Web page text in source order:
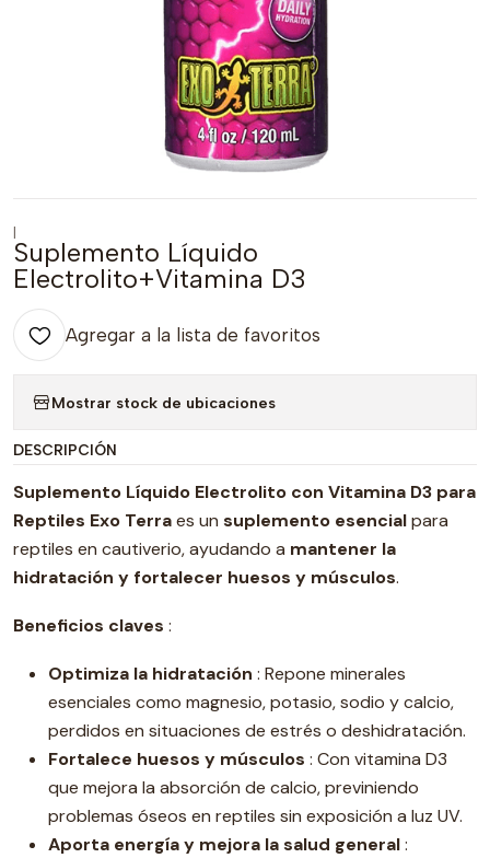
|
Suplemento Líquido
Electrolito+Vitamina D3
Agregar a la lista de favoritos
Mostrar stock de ubicaciones
DESCRIPCIÓN
Suplemento Líquido Electrolito con Vitamina D3 para
Reptiles Exo Terraes un suplemento esencialpara
reptiles en cautiverio, ayudando a mantener la
hidratación y fortalecer huesos y músculos.
Beneficios claves :
Optimiza la hidratación : Repone minerales
esenciales como magnesio, potasio, sodio y calcio,
perdidos en situaciones de estrés o deshidratación.
Fortalece huesos y músculos : Con vitamina D3
que mejora la absorción de calcio, previniendo
problemas óseos en reptiles sin exposición a luz UV.
Aporta energía y mejora la salud general: